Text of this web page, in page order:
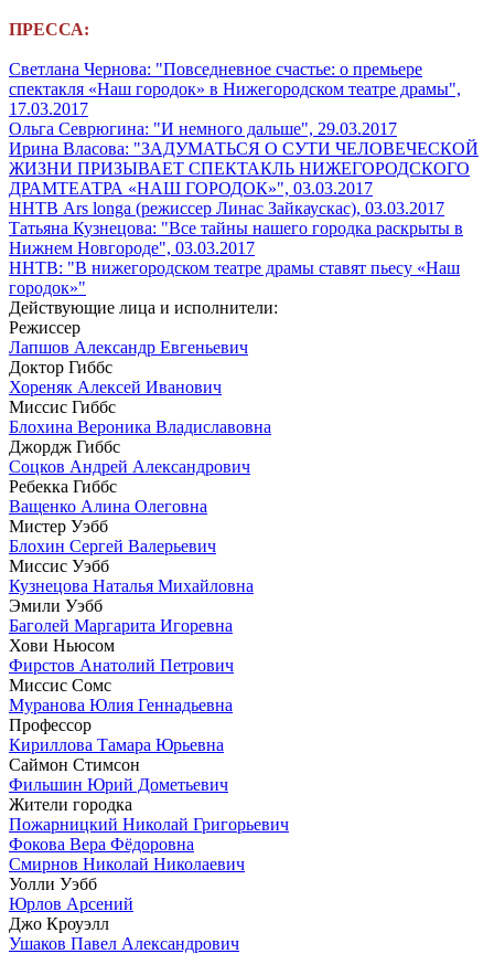
ПРЕССА:
Светлана Чернова: "Повседневное счастье: о премьере
спектакля «Наш городок» в Нижегородском театре драмы",
17.03.2017
Ольга Севрюгина: "И немного дальше", 29.03.2017
Ирина Власова: "ЗАДУМАТЬСЯ О СУТИ ЧЕЛОВЕЧЕСКОЙ
ЖИЗНИ ПРИЗЫВАЕТ СПЕКТАКЛЬ НИЖЕГОРОДСКОГО
ДРАМТЕАТРА «НАШ ГОРОДОК»", 03.03.2017
ННТВ Ars longa (режиссер Линас Зайкаускас), 03.03.2017
Татьяна Кузнецова: "Все тайны нашего городка раскрыты в
Нижнем Новгороде", 03.03.2017
ННТВ: "В нижегородском театре драмы ставят пьесу «Наш
городок»"
Действующие лица и исполнители:
Режиссер
Лапшов Александр Евгеньевич
Доктор Гиббс
Хореняк Алексей Иванович
Миссис Гиббс
Блохина Вероника Владиславовна
Джордж Гиббс
Соцков Андрей Александрович
Ребекка Гиббс
Ващенко Алина Олеговна
Мистер Уэбб
Блохин Сергей Валерьевич
Миссис Уэбб
Кузнецова Наталья Михайловна
Эмили Уэбб
Баголей Маргарита Игоревна
Хови Ньюсом
Фирстов Анатолий Петрович
Миссис Сомс
Муранова Юлия Геннадьевна
Профессор
Кириллова Тамара Юрьевна
Саймон Стимсон
Фильшин Юрий Дометьевич
Жители городка
Пожарницкий Николай Григорьевич
Фокова Вера Фёдоровна
Смирнов Николай Николаевич
Уолли Уэбб
Юрлов Арсений
Джо Кроуэлл
Ушаков Павел Александрович